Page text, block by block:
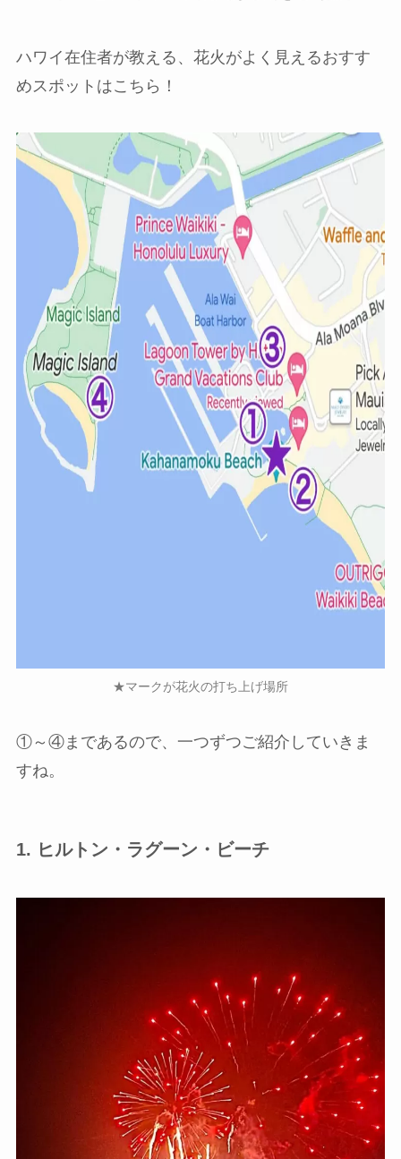
ハワイ在住者が教える、花火がよく見えるおすす
めスポットはこちら！
★マークが花火の打ち上げ場所
①～④まであるので、一つずつご紹介していきま
すね。
1. ヒルトン・ラグーン・ビーチ